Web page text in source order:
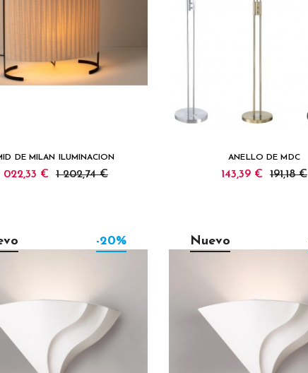
DE MILAN ILUMINACION
022,33 € 1 202,74 €
ANELLO DE MDC
143,39 € 191,18 €
-20% Nuevo